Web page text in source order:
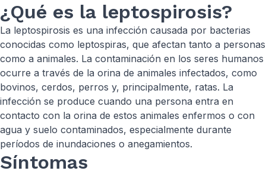
¿Qué es la leptospirosis?
La leptospirosis es una infección causada por bacterias
conocidas como leptospiras, que afectan tanto a personas
como a animales. La contaminación en los seres humanos
ocurre a través de la orina de animales infectados, como
bovinos, cerdos, perros y, principalmente, ratas. La
infección se produce cuando una persona entra en
contacto con la orina de estos animales enfermos o con
agua y suelo contaminados, especialmente durante
períodos de inundaciones o anegamientos.
Síntomas